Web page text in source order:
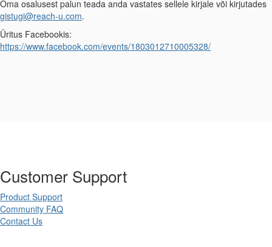
Oma osalusest palun teada anda vastates sellele kirjale või kirjutades
gistugi@reach-u.com.
Üritus Facebookis:
https://www.facebook.com/events/1803012710005328/
Customer Support
Product Support
Community FAQ
Contact Us